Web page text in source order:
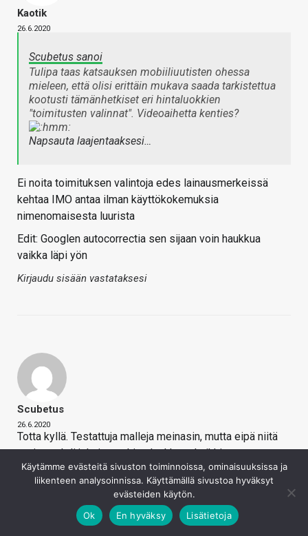
Kaotik
26.6.2020
Scubetus sanoi
Tulipa taas katsauksen mobiiliuutisten ohessa
mieleen, että olisi erittäin mukava saada tarkistettua
kootusti tämänhetkiset eri hintaluokkien
"toimitusten valinnat". Videoaihetta kenties?
Napsauta laajentaaksesi…
Ei noita toimituksen valintoja edes lainausmerkeissä
kehtaa IMO antaa ilman käyttökokemuksia
nimenomaisesta luurista
Edit: Googlen autocorrectia sen sijaan voin haukkua
vaikka läpi yön
Kirjaudu sisään vastataksesi
Scubetus
26.6.2020
Totta kyllä. Testattuja malleja meinasin, mutta eipä niitä
tosiaan ehdi jokaiseen hintaluokkaan kaikkia
kokeilemaan. Specsien spekulointina tuon toteuttaminen
on taas aika onttoa sisältöä.
Kirjaudu sisään vastataksesi
Käytämme evästeitä sivuston toiminnoissa, ominaisuuksissa ja
liikenteen analysoinnissa. Käyttämällä sivustoa hyväksyt
evästeiden käytön.
Ok
En hyväksy Lisätietoja